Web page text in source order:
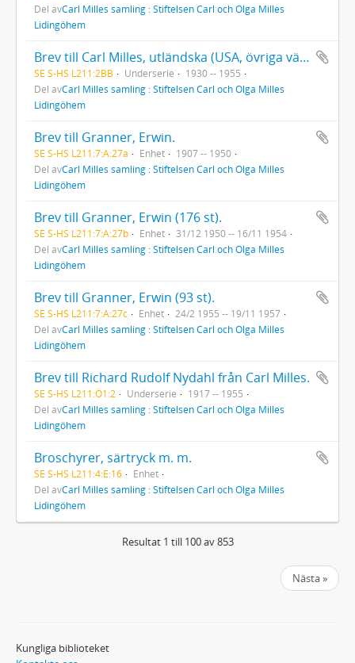
Del avCarl Milles samling : Stiftelsen Carl och Olga Milles
Lidingöhem
Brev till Carl Milles, utländska (USA, övriga världen), 78 volymer.
SE S-HS L211:2BB Underserie
1930 -- 1955
Del avCarl Milles samling : Stiftelsen Carl och Olga Milles
Lidingöhem
Brev till Granner, Erwin.
SE S-HS L211:7:A:27a Enhet
1907 -- 1950
Del avCarl Milles samling : Stiftelsen Carl och Olga Milles
Lidingöhem
Brev till Granner, Erwin (176 st).
SE S-HS L211:7:A:27b Enhet
31/12 1950 -- 16/11 1954
Del avCarl Milles samling : Stiftelsen Carl och Olga Milles
Lidingöhem
Brev till Granner, Erwin (93 st).
SE S-HS L211:7:A:27c Enhet
24/2 1955 -- 19/11 1957
Del avCarl Milles samling : Stiftelsen Carl och Olga Milles
Lidingöhem
Brev till Richard Rudolf Nydahl från Carl Milles.
SE S-HS L211:Ö1:2 Underserie
1917 -- 1955
Del avCarl Milles samling : Stiftelsen Carl och Olga Milles
Lidingöhem
Broschyrer, särtryck m. m.
SE S-HS L211:4:E:16
Enhet
Del avCarl Milles samling : Stiftelsen Carl och Olga Milles
Lidingöhem
Resultat 1 till 100 av 853
Nästa »
Kungliga biblioteket